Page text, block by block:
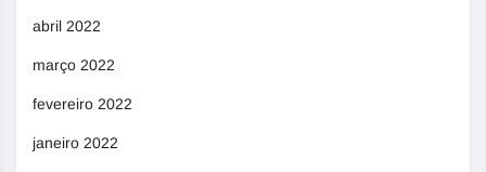
abril 2022
março 2022
fevereiro 2022
janeiro 2022